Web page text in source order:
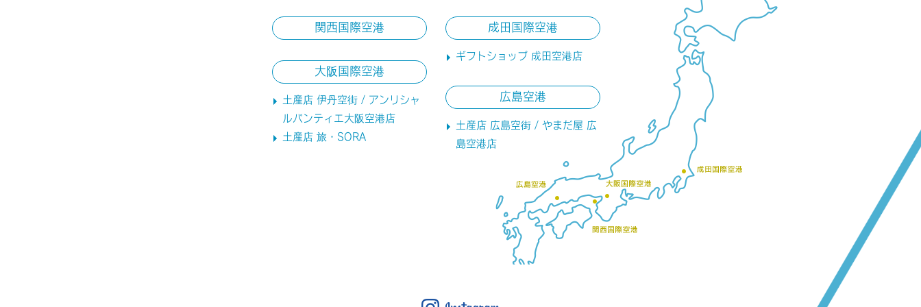
関西国際空港
大阪国際空港
土産店 伊丹空街 / アンリシャ
ルパンティエ大阪空港店
土産店 旅・SORA
成田国際空港
ギフトショップ 成田空港店
広島空港
土産店 広島空街 / やまだ屋 広
島空港店